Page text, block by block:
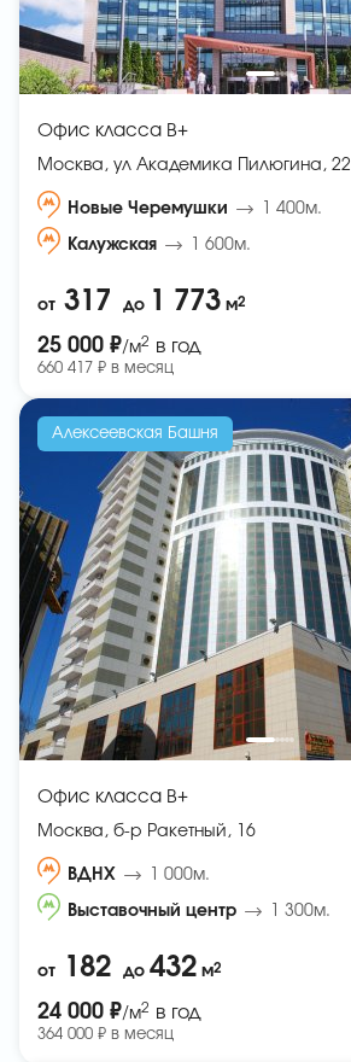
Офис класса B+
Москва, ул Академика Пилюгина, 22
Новые Черемушки 1 400м.
Калужская 1 600м.
от 317 до 1 773 м2
25 000 ₽/м2 в год
660 417 ₽ в месяц
Алексеевская Башня
Офис класса B+
Москва, б-р Ракетный, 16
ВДНХ 1 000м.
Выставочный центр 1 300м.
от 182 до 432 м2
24 000 ₽/м2 в год
364 000 ₽ в месяц